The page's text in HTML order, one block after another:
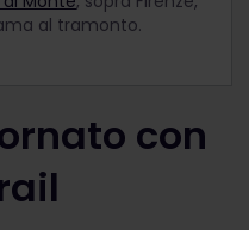
al tramonto.
con